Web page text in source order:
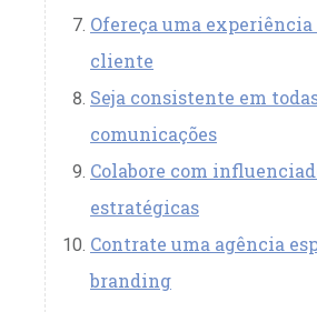
Ofereça uma
cliente
Seja consistente em
comunicações
Colabore com
estratégicas
Contrate uma agência
branding